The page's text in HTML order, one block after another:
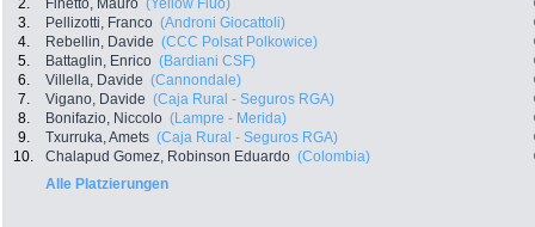
2.
Finetto, Mauro (Yellow Fluo)
3.
Pellizotti, Franco (Androni Giocattoli)
4.
Rebellin, Davide (CCC Polsat Polkowice)
5.
Battaglin, Enrico (Bardiani CSF)
6.
Villella, Davide (Cannondale)
7.
Vigano, Davide (Caja Rural - Seguros RGA)
8.
Bonifazio, Niccolo (Lampre - Merida)
9.
Txurruka, Amets (Caja Rural - Seguros RGA)
10.
Chalapud Gomez, Robinson Eduardo (Colombia)
Alle Platzierungen